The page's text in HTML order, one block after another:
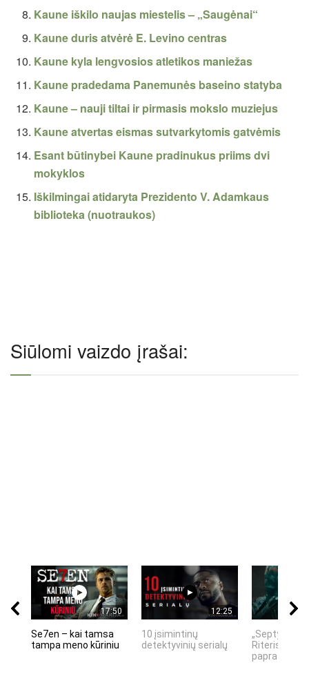
Kaune iškilo naujas miestelis – „Saugėnai“
Kaune duris atvėrė E. Levino centras
Kaune kyla lengvosios atletikos maniežas
Kaune pradedama Panemunės baseino statyba
Kaune – nauji tiltai ir pirmasis mokslo muziejus
Kaune atvertas eismas sutvarkytomis gatvėmis
Esant būtinybei Kaune pradinukus priims dvi
mokyklos
Iškilmingai atidaryta Prezidento V. Adamkaus
biblioteka (nuotraukos)
Siūlomi vaizdo įrašai:
17:50
Se7en – kai tamsa
tampa meno kūriniu
12:25
10 įsimintinų
detektyvinių serialų
„Septynių
Riteris" – kai